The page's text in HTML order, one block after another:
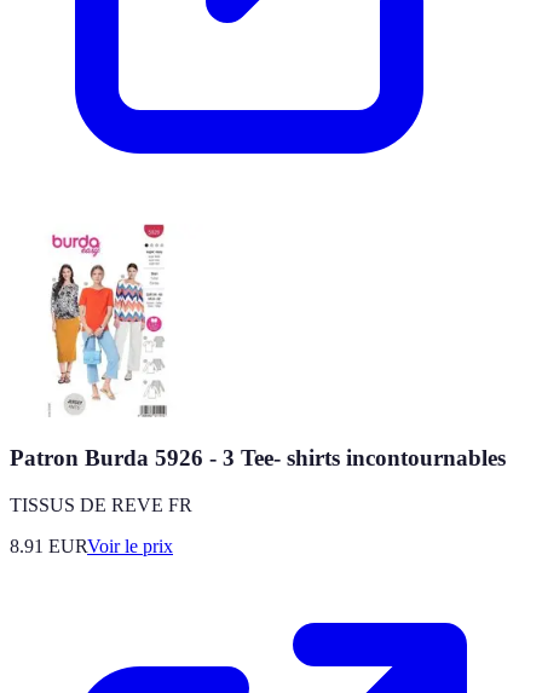
Patron Burda 5926 - 3 Tee- shirts incontournables
TISSUS DE REVE FR
8.91 EURVoir le prix